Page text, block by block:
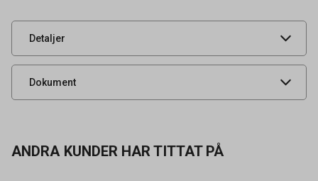
Detaljer
UNSPSC 47131502
Dokument
Produktdatablad
ANDRA KUNDER HAR TITTAT PÅ